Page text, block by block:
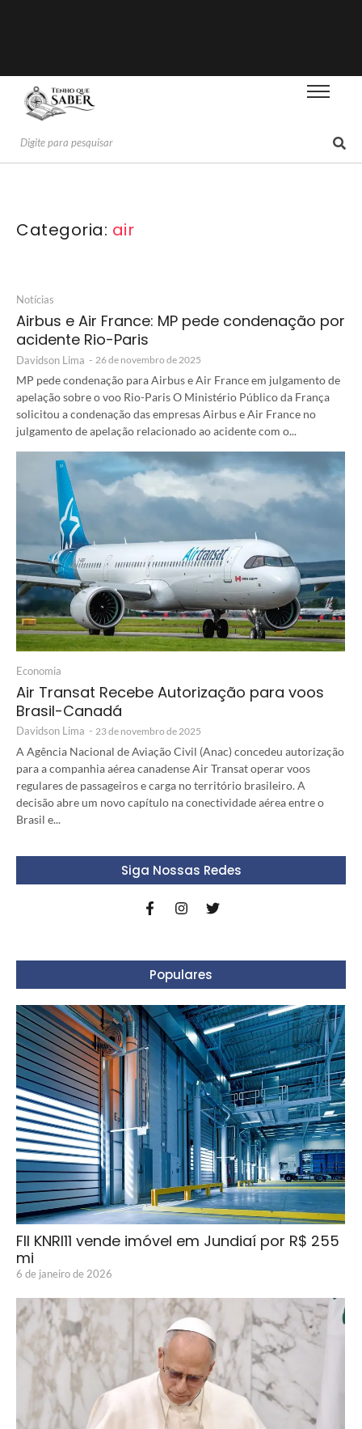
Categoria: air
Notícias
Airbus e Air France: MP pede condenação por
acidente Rio-Paris
Davidson Lima - 26 de novembro de 2025
MP pede condenação para Airbus e Air France em julgamento de
apelação sobre o voo Rio-Paris O Ministério Público da França
solicitou a condenação das empresas Airbus e Air France no
julgamento de apelação relacionado ao acidente com o...
Economia
Air Transat Recebe Autorização para voos
Brasil-Canadá
Davidson Lima - 23 de novembro de 2025
A Agência Nacional de Aviação Civil (Anac) concedeu autorização
para a companhia aérea canadense Air Transat operar voos
regulares de passageiros e carga no território brasileiro. A
decisão abre um novo capítulo na conectividade aérea entre o
Brasil e...
Siga Nossas Redes
Populares
FII KNRI11 vende imóvel em Jundiaí por R$ 255
mi
6 de janeiro de 2026